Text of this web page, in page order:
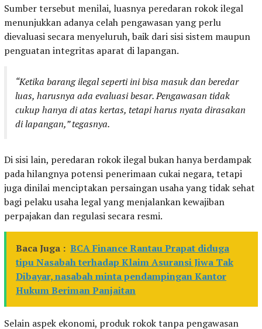
Sumber tersebut menilai, luasnya peredaran rokok ilegal
menunjukkan adanya celah pengawasan yang perlu
dievaluasi secara menyeluruh, baik dari sisi sistem maupun
penguatan integritas aparat di lapangan.
“Ketika barang ilegal seperti ini bisa masuk dan beredar
luas, harusnya ada evaluasi besar. Pengawasan tidak
cukup hanya di atas kertas, tetapi harus nyata dirasakan
di lapangan,” tegasnya.
Di sisi lain, peredaran rokok ilegal bukan hanya berdampak
pada hilangnya potensi penerimaan cukai negara, tetapi
juga dinilai menciptakan persaingan usaha yang tidak sehat
bagi pelaku usaha legal yang menjalankan kewajiban
perpajakan dan regulasi secara resmi.
Baca Juga : BCA Finance Rantau Prapat diduga
tipu Nasabah terhadap Klaim Asuransi Jiwa Tak
Dibayar, nasabah minta pendampingan Kantor
Hukum Beriman Panjaitan
Selain aspek ekonomi, produk rokok tanpa pengawasan